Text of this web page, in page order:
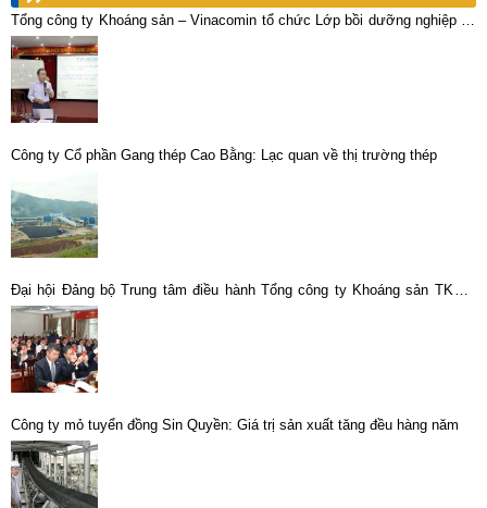
Tổng công ty Khoáng sản – Vinacomin tổ chức Lớp bồi dưỡng nghiệp vụ
về Luật đấu thầu
Công ty Cổ phần Gang thép Cao Bằng: Lạc quan về thị trường thép
Đại hội Đảng bộ Trung tâm điều hành Tổng công ty Khoáng sản TKV –
CTCP Lần thứ I thành công tốt đẹp
Công ty mỏ tuyển đồng Sin Quyền: Giá trị sản xuất tăng đều hàng năm